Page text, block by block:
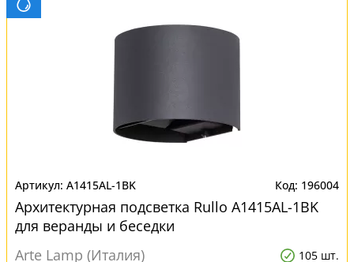
A1415AL-1BK 196004
Архитектурная подсветка Rullo A1415AL-1BK
для веранды и беседки
Arte Lamp (Италия)
105 шт.